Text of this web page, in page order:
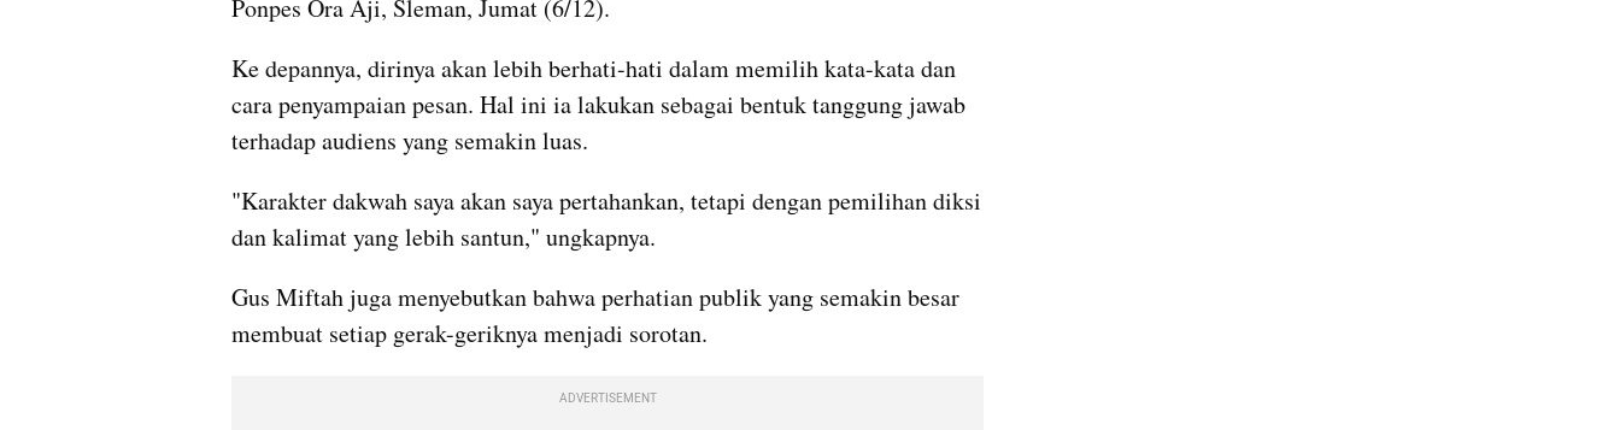
Ponpes Ora Aji, Sleman, Jumat (6/12).
Ke depannya, dirinya akan lebih berhati-hati dalam memilih kata-kata dan
cara penyampaian pesan. Hal ini ia lakukan sebagai bentuk tanggung jawab
terhadap audiens yang semakin luas.
"Karakter dakwah saya akan saya pertahankan, tetapi dengan pemilihan diksi
dan kalimat yang lebih santun," ungkapnya.
Gus Miftah juga menyebutkan bahwa perhatian publik yang semakin besar
membuat setiap gerak-geriknya menjadi sorotan.
ADVERTISEMENT